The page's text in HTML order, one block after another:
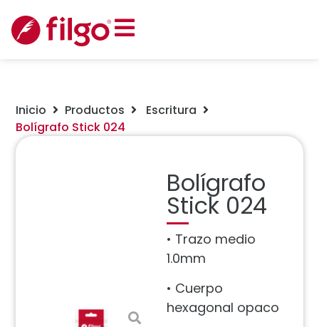
Inicio Productos
Escritura
Bolígrafo Stick 024
Bolígrafo
Stick 024
• Trazo medio
1.0mm
• Cuerpo
hexagonal opaco